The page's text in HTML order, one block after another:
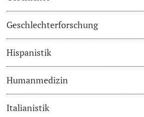
Student Advice Center
Funding
Career Counseling
Social Services & Health Care
Geschlechterforschung
Hispanistik
Humanmedizin
Italianistik